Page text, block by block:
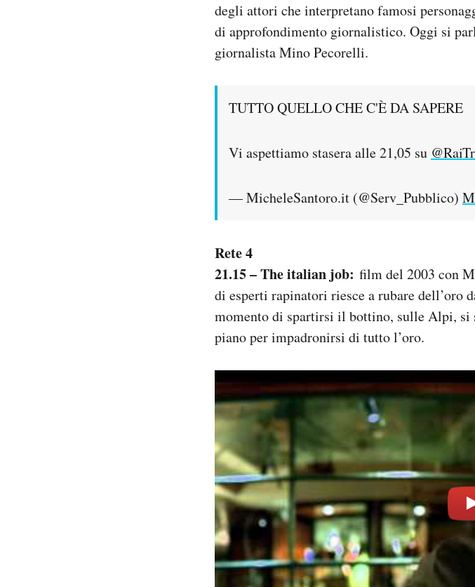
degli attori che interpretano famosi
di approfondimento giornalistico. Oggi si
giornalista Mino Pecorelli.
TUTTO QUELLO CHE C'È DA SAPERE
Vi aspettiamo stasera alle 21,05 su
— MicheleSantoro.it (@Serv_Pubblico)
Rete 4
21.15 – The italian job: film del 2003 con
di esperti rapinatori riesce a rubare dell’oro
momento di spartirsi il bottino, sulle Alpi, si
piano per impadronirsi di tutto l’oro.